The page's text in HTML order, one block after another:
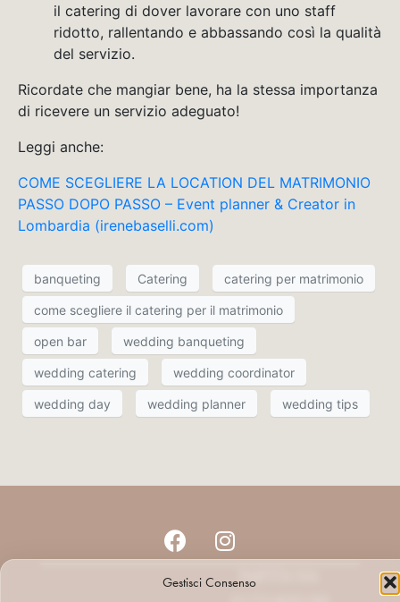
Gestisci Consenso
il catering di dover lavorare con uno staff
ridotto, rallentando e abbassando così la qualità
del servizio.
Ricordate che mangiar bene, ha la stessa importanza
di ricevere un servizio adeguato!
Leggi anche:
COME SCEGLIERE LA LOCATION DEL MATRIMONIO
PASSO DOPO PASSO – Event planner & Creator in
Lombardia (irenebaselli.com)
banqueting Catering catering per matrimonio
come scegliere il catering per il matrimonio
open bar wedding banqueting
wedding catering wedding coordinator
wedding day wedding planner wedding tips
PARTITA IVA: